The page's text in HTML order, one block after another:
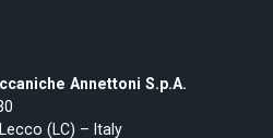
Annettoni S.p.A.
(LC) – Italy